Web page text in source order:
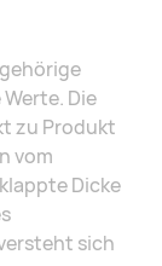
Die
zu Produkt
vom
Dicke
sich